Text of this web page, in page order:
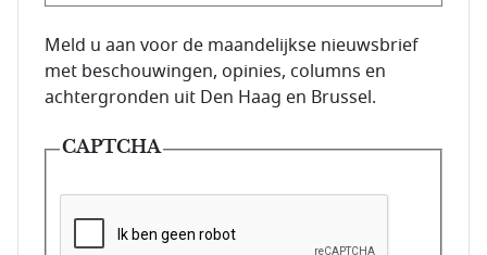
E-mailadres van de abonnee.
Meld u aan voor de maandelijkse nieuwsbrief
met beschouwingen, opinies, columns en
achtergronden uit Den Haag en Brussel.
CAPTCHA